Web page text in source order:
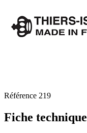
Référence 219
Fiche technique